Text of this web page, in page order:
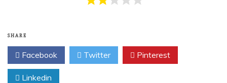
SHARE
Facebook Twitter Pinterest
Linkedin